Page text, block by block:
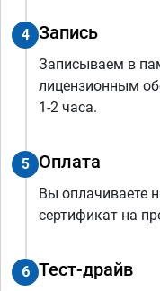
4 Запись
Записываем в
лицензионным
1-2 часа.
5 Оплата
Вы оплачиваете
сертификат на
6 Тест-драйв